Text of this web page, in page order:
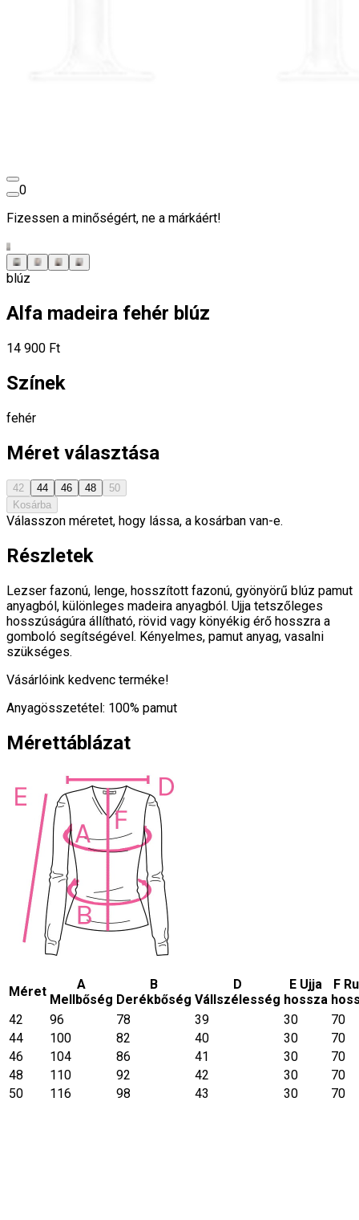
0
Fizessen a minőségért, ne a márkáért!
blúz
Alfa madeira fehér blúz
14 900 Ft
Színek
fehér
Méret választása
42 44 46 48
50
Kosárba
Válasszon méretet, hogy lássa, a kosárban van-e.
Részletek
Lezser fazonú, lenge, hosszított fazonú, gyönyörű blúz pamut
anyagból, különleges madeira anyagból. Ujja tetszőleges
hosszúságúra állítható, rövid vagy könyékig érő hosszra a
gomboló segítségével. Kényelmes, pamut anyag, vasalni
szükséges.
Vásárlóink kedvenc terméke!
Anyagösszetétel: 100% pamut
Mérettáblázat
Méret
A
Mellbőség
B
Derékbőség
D
Vállszélesség
E Ujja
hossza
F
42
96 78 39 30
70
44
100 82 40 30
70
46
104 86 41 30
70
48
110 92 42 30
70
50
116 98 43 30 70